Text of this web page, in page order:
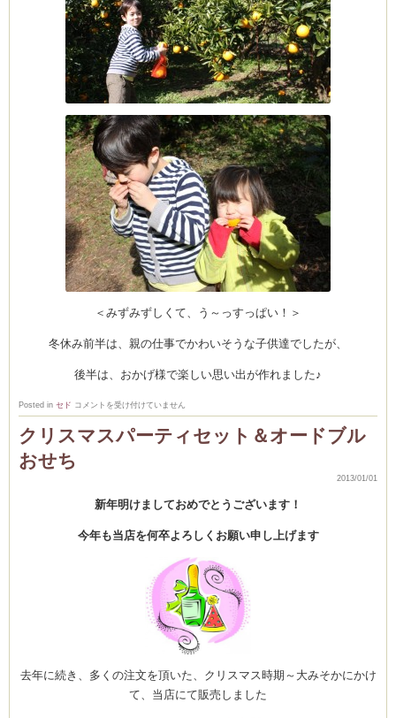
＜みずみずしくて、う～っすっぱい！＞
冬休み前半は、親の仕事でかわいそうな子供達でしたが、
後半は、おかげ様で楽しい思い出が作れました♪
Posted in セド 年
始
に
コメントを受け付けていません
クリスマスパーティセット＆オードブル
おせち
2013/01/01
新年明けましておめでとうございます！
今年も当店を何卒よろしくお願い申し上げます
去年に続き、多くの注文を頂いた、クリスマス時期～大みそかにかけ
て、当店にて販売しました